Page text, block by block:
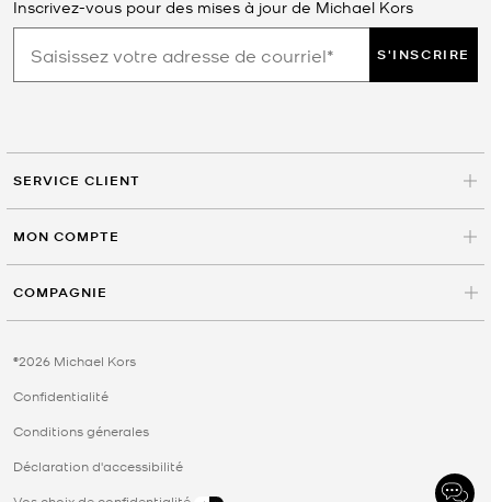
Inscrivez-vous pour des mises à jour de Michael Kors
S'INSCRIRE
SERVICE CLIENT
MON COMPTE
COMPAGNIE
©2026 Michael Kors
Confidentialité
Conditions génerales
Déclaration d'accessibilité